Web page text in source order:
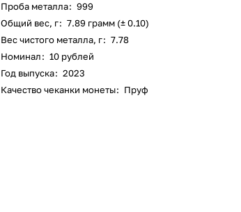
Проба металла: 999
Общий вес, г: 7.89 грамм (± 0.10)
Вес чистого металла, г: 7.78
Номинал: 10 рублей
Год выпуска: 2023
Качество чеканки монеты: Пруф